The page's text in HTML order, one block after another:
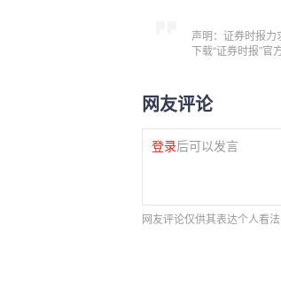
声明：证券时报
下载“证券时报”官
网友评论
登录后可以发言
网友评论仅供其表达个人看